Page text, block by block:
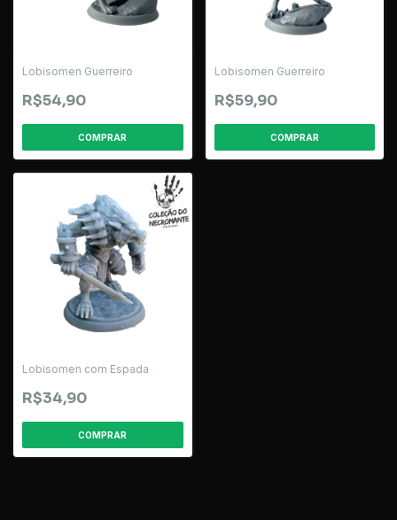
Lobisomen Guerreiro
R$54,90
Lobisomen Guerreiro
R$59,90
Lobisomen com Espada
R$34,90